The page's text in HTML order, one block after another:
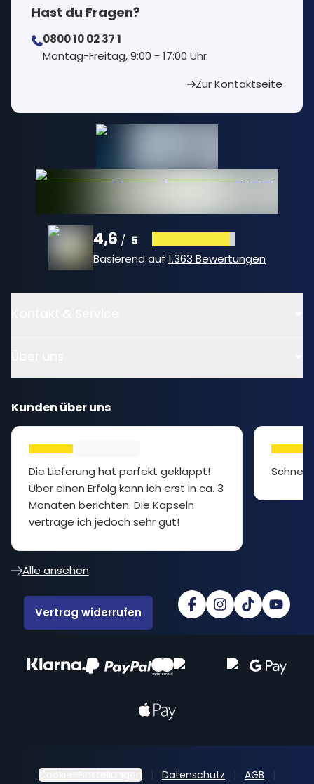
Hast du Fragen?
0800 10 02 37 1
⁠Montag-Freitag, 9:00 - 17:00 Uhr
Zur Kontaktseite
4,6 / 5
Basierend auf 1.363 Bewertungen
Kunden über uns
Die Lieferung hat perfekt geklappt!
Über einen Erfolg kann ich erst in ca. 3
Monaten berichten. Die Kapseln
vertrage ich jedoch sehr gut!
Schnell
Alle ansehen
Vertrag widerrufen
Cookie-Einstellungen Datenschutz AGB